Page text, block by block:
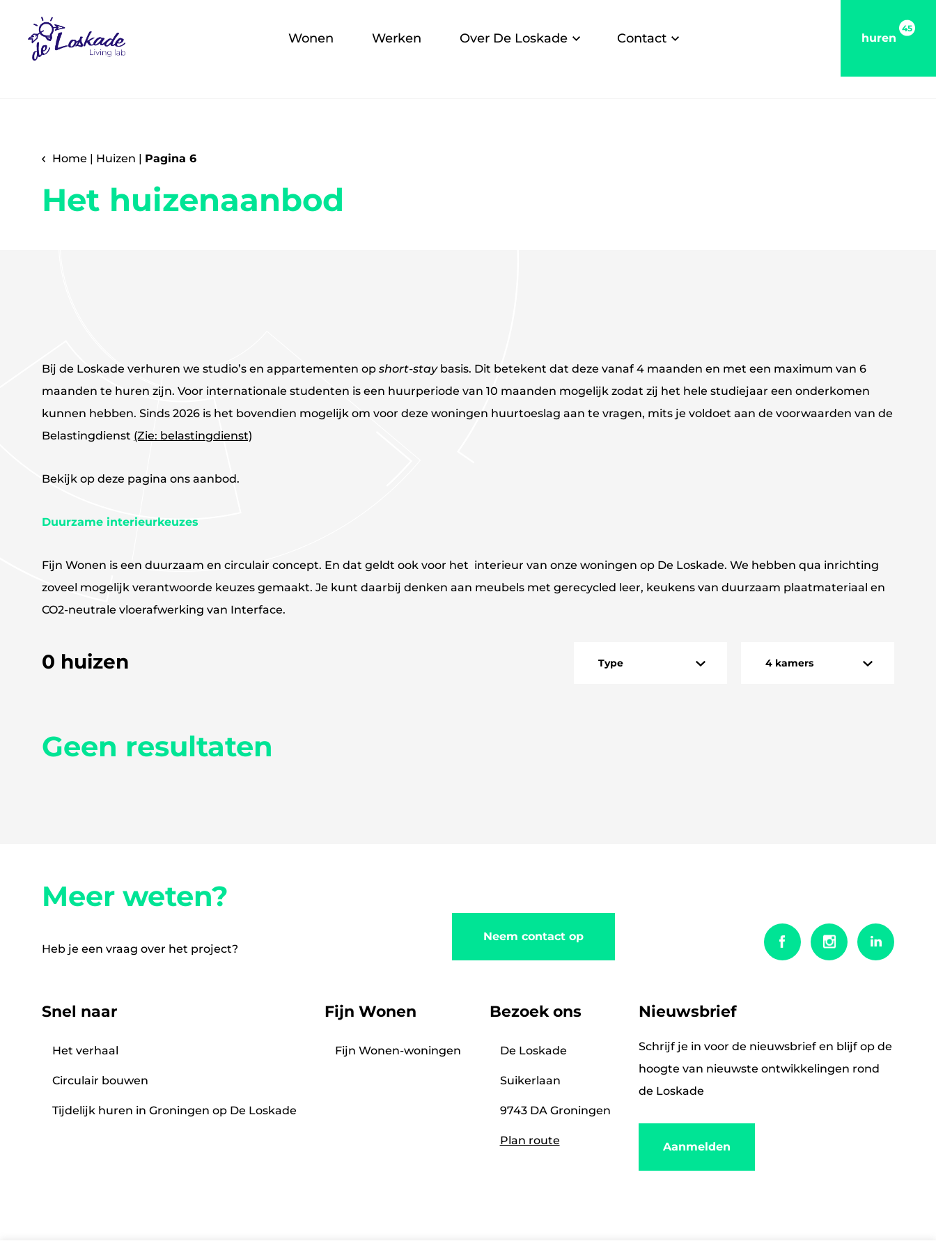
Wonen Werken Over De Loskade Contact huren
45
Home | Huizen | Pagina 6
Het huizenaanbod
Bij de Loskade verhuren we studio’s en appartementen op short-staybasis. Dit betekent dat deze vanaf 4 maanden en met een maximum van 6
maanden te huren zijn. Voor internationale studenten is een huurperiode van 10 maanden mogelijk zodat zij het hele studiejaar een onderkomen
kunnen hebben. Sinds 2026 is het bovendien mogelijk om voor deze woningen huurtoeslag aan te vragen, mits je voldoet aan de voorwaarden van de
Belastingdienst (Zie: belastingdienst)
Bekijk op deze pagina ons aanbod.
Duurzame interieurkeuzes
Fijn Wonen is een duurzaam en circulair concept. En dat geldt ook voor het interieur van onze woningen op De Loskade. We hebben qua inrichting
zoveel mogelijk verantwoorde keuzes gemaakt. Je kunt daarbij denken aan meubels met gerecycled leer, keukens van duurzaam plaatmateriaal en
CO2-neutrale vloerafwerking van Interface.
0 huizen Type 4 kamers
Geen resultaten
Meer weten?
Heb je een vraag over het project?
Neem contact op
Snel naar
Het verhaal
Circulair bouwen
Tijdelijk huren in Groningen op De Loskade
Fijn Wonen
Fijn Wonen-woningen
Bezoek ons
De Loskade
Suikerlaan
9743 DA Groningen
Plan route
Nieuwsbrief
Schrijf je in voor de nieuwsbrief en blijf op de
hoogte van nieuwste ontwikkelingen rond
de Loskade
Aanmelden